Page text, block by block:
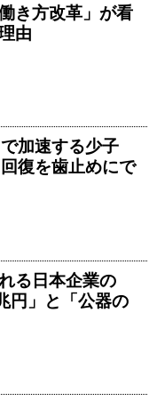
き方改革」が看
由
加速する少子
復を歯止めにで
る日本企業の
円」と「公器の